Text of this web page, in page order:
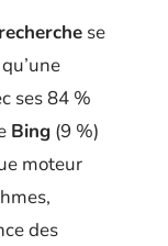
se
ses 84 %
Bing (9 %)
moteur
des